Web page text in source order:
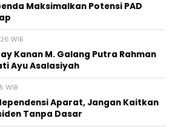
Maksimalkan Potensi PAD
WIB
Kanan M. Galang Putra Rahman
Ayu Asalasiyah
WIB
Aparat, Jangan Kaitkan
Tanpa Dasar